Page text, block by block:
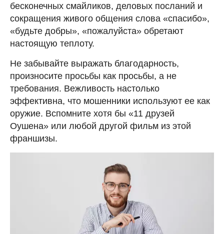
бесконечных смайликов, деловых посланий и
сокращения живого общения слова «спасибо»,
«будьте добры», «пожалуйста» обретают
настоящую теплоту.
Не забывайте выражать благодарность,
произносите просьбы как просьбы, а не
требования. Вежливость настолько
эффективна, что мошенники используют ее как
оружие. Вспомните хотя бы «11 друзей
Оушена» или любой другой фильм из этой
франшизы.